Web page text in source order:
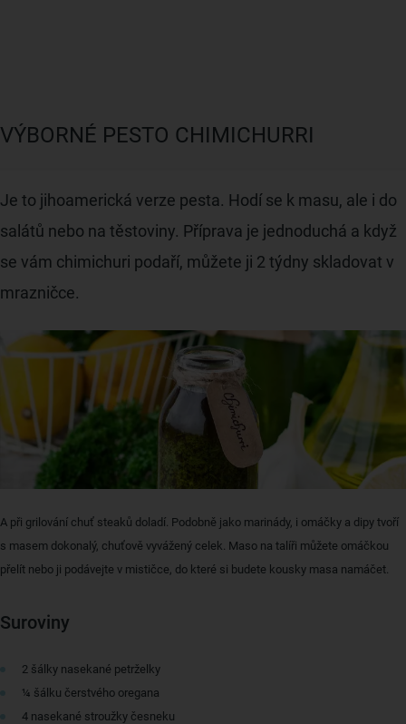
VÝBORNÉ PESTO CHIMICHURRI
Je to jihoamerická verze pesta. Hodí se k masu, ale i do
salátů nebo na těstoviny. Příprava je jednoduchá a když
se vám chimichuri podaří, můžete ji 2 týdny skladovat v
mrazničce.
A při grilování chuť steaků doladí. Podobně jako marinády, i omáčky a dipy tvoří
s masem dokonalý, chuťově vyvážený celek. Maso na talíři můžete omáčkou
přelít nebo ji podávejte v mističce, do které si budete kousky masa namáčet.
Suroviny
2 šálky nasekané petrželky
¼ šálku čerstvého oregana
4 nasekané stroužky česneku